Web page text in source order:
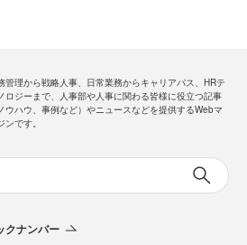
管理から戦略人事、日常業務からキャリアパス、HRテ
ロジーまで、人事部や人事に関わる皆様に役立つ記事
ウハウ、事例など）やニュースなどを提供するWebマ
ンです。
クナンバー